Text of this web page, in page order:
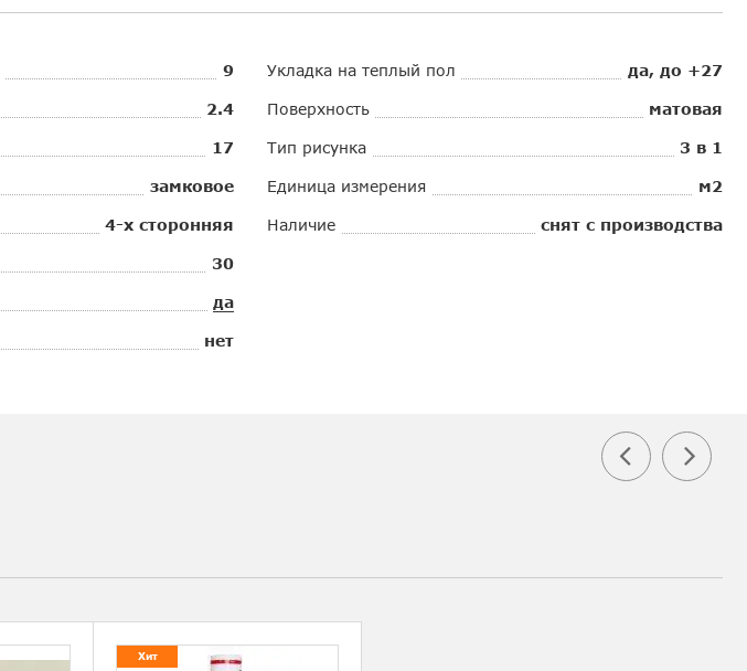
9
2.4
17
замковое
4-х сторонняя
30
да
нет
Укладка на теплый пол да, до +27
Поверхность матовая
Тип рисунка 3 в 1
Единица измерения м2
Наличие снят с производства
Хит